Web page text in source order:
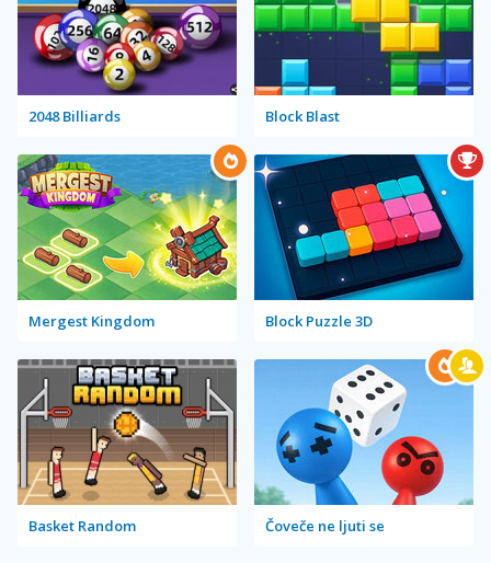
2048 Billiards Block Blast
Mergest Kingdom Block Puzzle 3D
Basket Random Čoveče ne ljuti se